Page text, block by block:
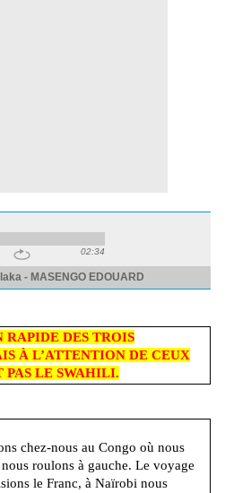
DES TROIS
À L’ATTENTION DE CEUX
PAS LE SWAHILI.
chez-nous au Congo où nous
roulons à gauche. Le voyage
le Franc, à Naïrobi nous